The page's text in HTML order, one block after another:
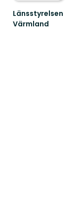
Länsstyrelsen
Värmland